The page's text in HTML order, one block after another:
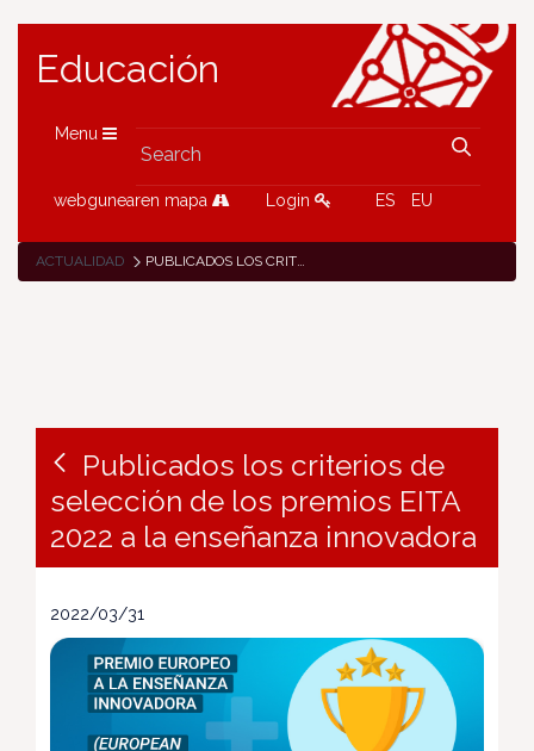
Educación
Menu
webgunearen mapa Login ES EU
ACTUALIDAD PUBLICADOS LOS CRITERIOS DE SELECCIÓN DE LOS PREMIOS EITA 2022 A LA ENSEÑANZA INNOVADORA
Publicados los criterios de
selección de los premios EITA
2022 a la enseñanza innovadora
2022/03/31